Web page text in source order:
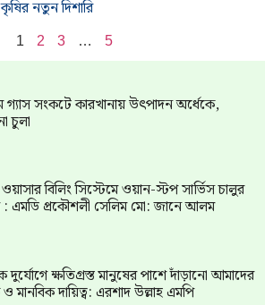
নতুন দিশারি
1 2 3 … 5
গ্যাস সংকটে কারখানায় উৎপাদন অর্ধেকে,
চুলা
ওয়াসার বিলিং সিস্টেমে ওয়ান-স্টপ সার্ভিস চালুর
: এমডি প্রকৌশলী সেলিম মো: জানে আলম
দুর্যোগে ক্ষতিগ্রস্ত মানুষের পাশে দাঁড়ানো আমাদের
মানবিক দায়িত্ব: এরশাদ উল্লাহ এমপি